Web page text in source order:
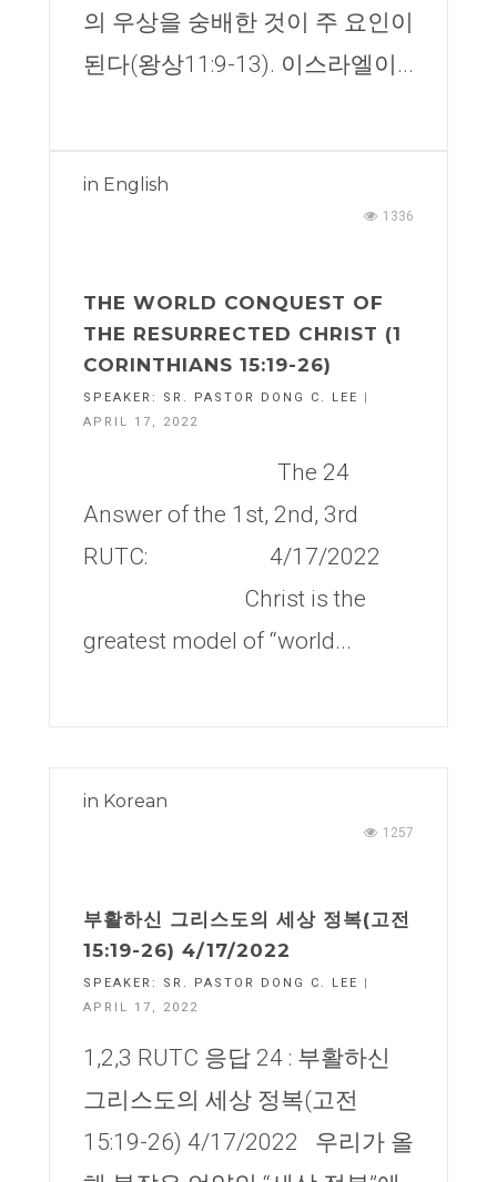
의 우상을 숭배한 것이 주 요인이
된다(왕상11:9-13). 이스라엘이...
in English
1336
THE WORLD CONQUEST OF
THE RESURRECTED CHRIST (1
CORINTHIANS 15:19-26)
SPEAKER: SR. PASTOR DONG C. LEE
|
APRIL 17, 2022
The 24
Answer of the 1st, 2nd, 3rd
RUTC: 4/17/2022
Christ is the
greatest model of “world...
in Korean
1257
부활하신 그리스도의 세상 정복(고전
15:19-26) 4/17/2022
SPEAKER: SR. PASTOR DONG C. LEE
|
APRIL 17, 2022
1,2,3 RUTC 응답 24 : 부활하신
그리스도의 세상 정복(고전
15:19-26) 4/17/2022 우리가 올